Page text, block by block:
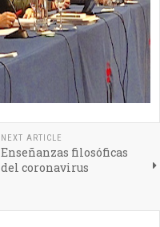
NEXT ARTICLE
Enseñanzas filosóficas
del coronavirus